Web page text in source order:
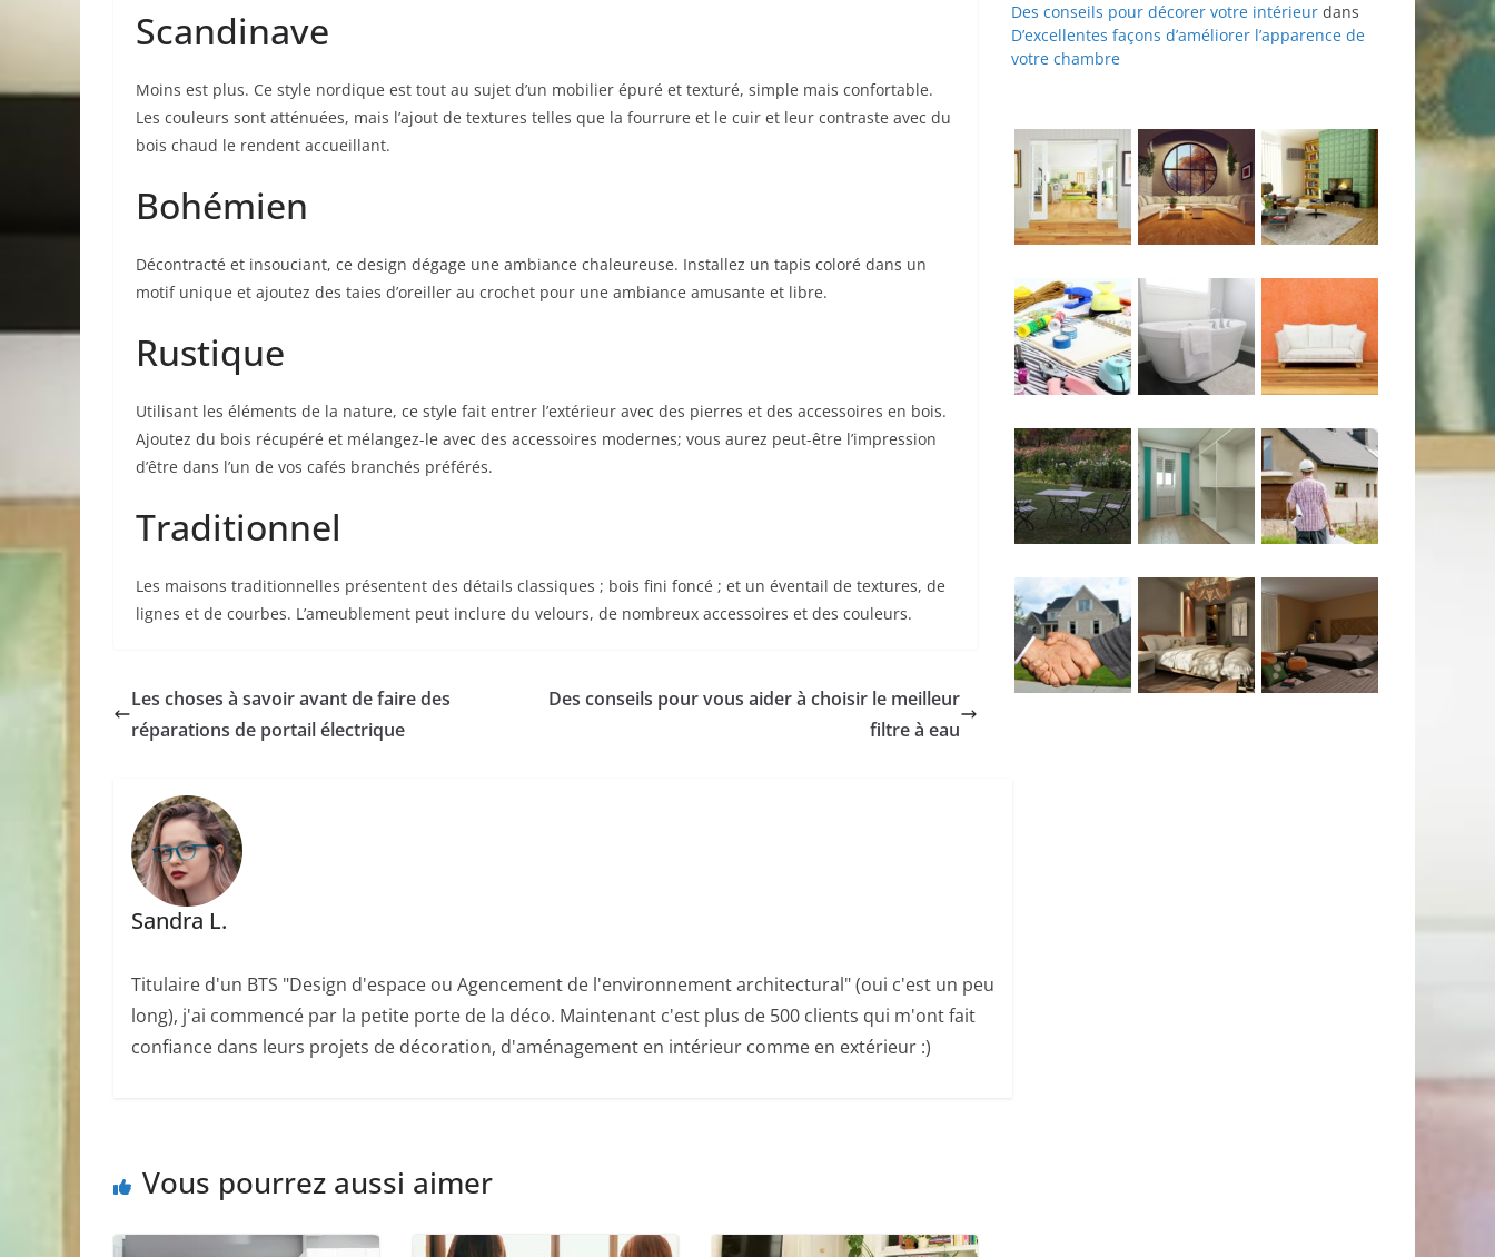
Scandinave
Moins est plus. Ce style nordique est tout au sujet d’un mobilier épuré et texturé, simple mais confortable.
Les couleurs sont atténuées, mais l’ajout de textures telles que la fourrure et le cuir et leur contraste avec du
bois chaud le rendent accueillant.
Bohémien
Décontracté et insouciant, ce design dégage une ambiance chaleureuse. Installez un tapis coloré dans un
motif unique et ajoutez des taies d’oreiller au crochet pour une ambiance amusante et libre.
Rustique
Utilisant les éléments de la nature, ce style fait entrer l’extérieur avec des pierres et des accessoires en bois.
Ajoutez du bois récupéré et mélangez-le avec des accessoires modernes; vous aurez peut-être l’impression
d’être dans l’un de vos cafés branchés préférés.
Traditionnel
Les maisons traditionnelles présentent des détails classiques ; bois fini foncé ; et un éventail de textures, de
lignes et de courbes. L’ameublement peut inclure du velours, de nombreux accessoires et des couleurs.
Les choses à savoir avant de faire des
réparations de portail électrique
Des conseils pour vous aider à choisir le meilleur
filtre à eau
Sandra L.
Titulaire d'un BTS "Design d'espace ou Agencement de l'environnement architectural" (oui c'est un peu
long), j'ai commencé par la petite porte de la déco. Maintenant c'est plus de 500 clients qui m'ont fait
confiance dans leurs projets de décoration, d'aménagement en intérieur comme en extérieur :)
Vous pourrez aussi aimer
Des conseils pour décorer votre intérieur dans
D’excellentes façons d’améliorer l’apparence de
votre chambre